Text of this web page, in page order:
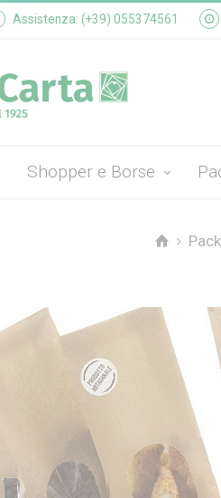
Assistenza: (+39) 055374561
Shopper e Borse